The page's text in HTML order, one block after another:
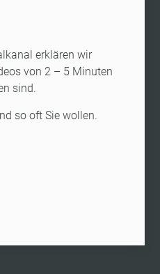
erklären wir
von 2 – 5 Minuten
sind.
so oft Sie wollen.